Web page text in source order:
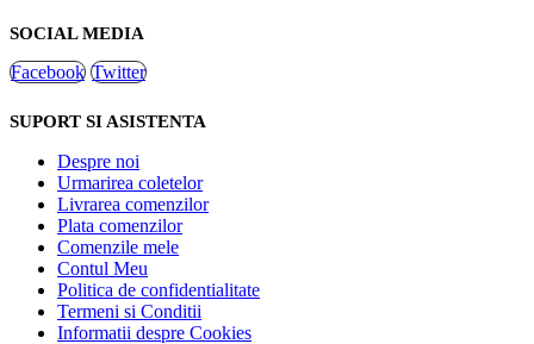
SOCIAL MEDIA
Facebook Twitter
SUPORT SI ASISTENTA
Despre noi
Urmarirea coletelor
Livrarea comenzilor
Plata comenzilor
Comenzile mele
Contul Meu
Politica de confidentialitate
Termeni si Conditii
Informatii despre Cookies